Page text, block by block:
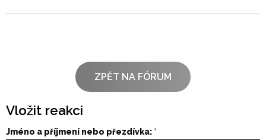
ZPĚT NA FÓRUM
Vložit reakci
Jméno a příjmení nebo přezdívka: